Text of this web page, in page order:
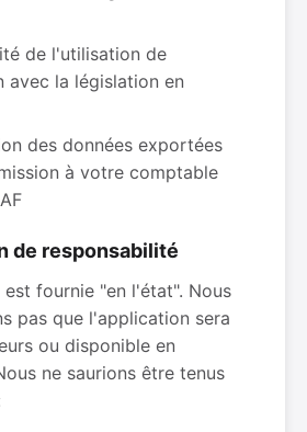
de l'utilisation de
avec la législation en
des données exportées
à votre comptable
de responsabilité
fournie "en l'état". Nous
pas que l'application sera
ou disponible en
ne saurions être tenus